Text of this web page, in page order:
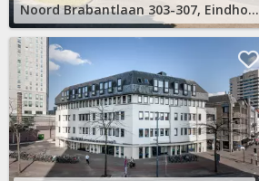
Noord Brabantlaan 303-307, Eindhoven De Hurk